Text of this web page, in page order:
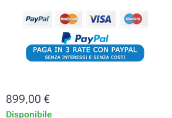
899,00 €
Disponibile